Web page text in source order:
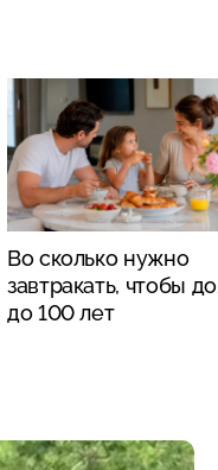
Во сколько нужно
завтракать, чтобы
до 100 лет